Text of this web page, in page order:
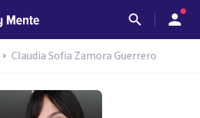
Claudia Sofia Zamora Guerrero